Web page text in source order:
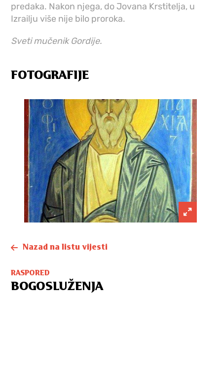
predaka. Nakon njega, do Jovana Krstitelja, u
Izrailju više nije bilo proroka.
Sveti mučenik Gordije.
FOTOGRAFIJE
Nazad na listu vijesti
RASPORED
BOGOSLUŽENJA